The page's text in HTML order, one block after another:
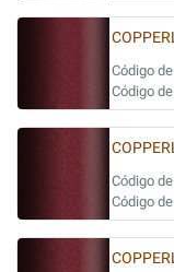
Código
Código
Código
Código